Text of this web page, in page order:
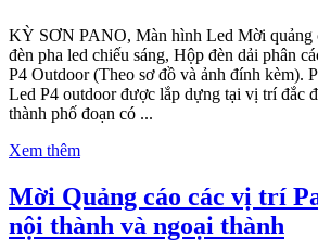
KỲ SƠN PANO, Màn hình Led Mời quảng
đèn pha led chiếu sáng, Hộp đèn dải phân
P4 Outdoor (Theo sơ đồ và ảnh đính kèm).
Led P4 outdoor được lắp dựng tại vị trí đắc
thành phố đoạn có ...
Xem thêm
Mời Quảng cáo các vị trí
nội thành và ngoại thành